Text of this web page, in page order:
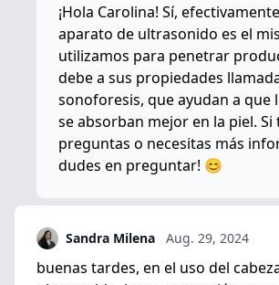
¡Hola Carolina! Sí,
aparato de ultrasonido es el
utilizamos para penetrar
debe a sus propiedades
sonoforesis, que ayudan a que
se absorban mejor en la piel. Si
preguntas o necesitas más
dudes en preguntar! 😊
Sandra Milena Aug. 29, 2024
buenas tardes, en el uso del